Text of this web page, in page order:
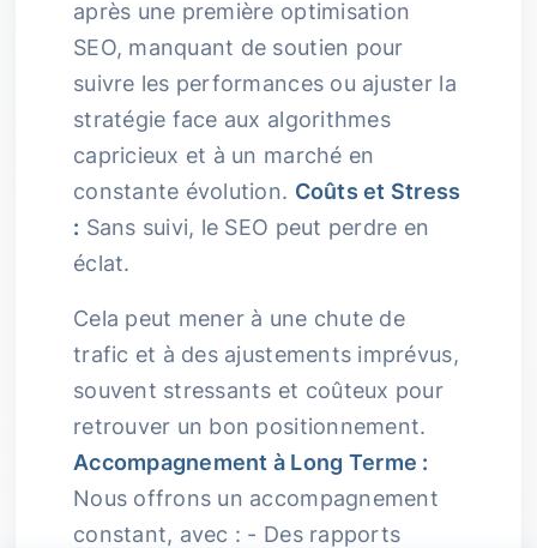
après une première optimisation
SEO, manquant de soutien pour
suivre les performances ou ajuster la
stratégie face aux algorithmes
capricieux et à un marché en
constante évolution. Coûts et Stress
: Sans suivi, le SEO peut perdre en
éclat.
Cela peut mener à une chute de
trafic et à des ajustements imprévus,
souvent stressants et coûteux pour
retrouver un bon positionnement.
Accompagnement à Long Terme :
Nous offrons un accompagnement
constant, avec : - Des rapports